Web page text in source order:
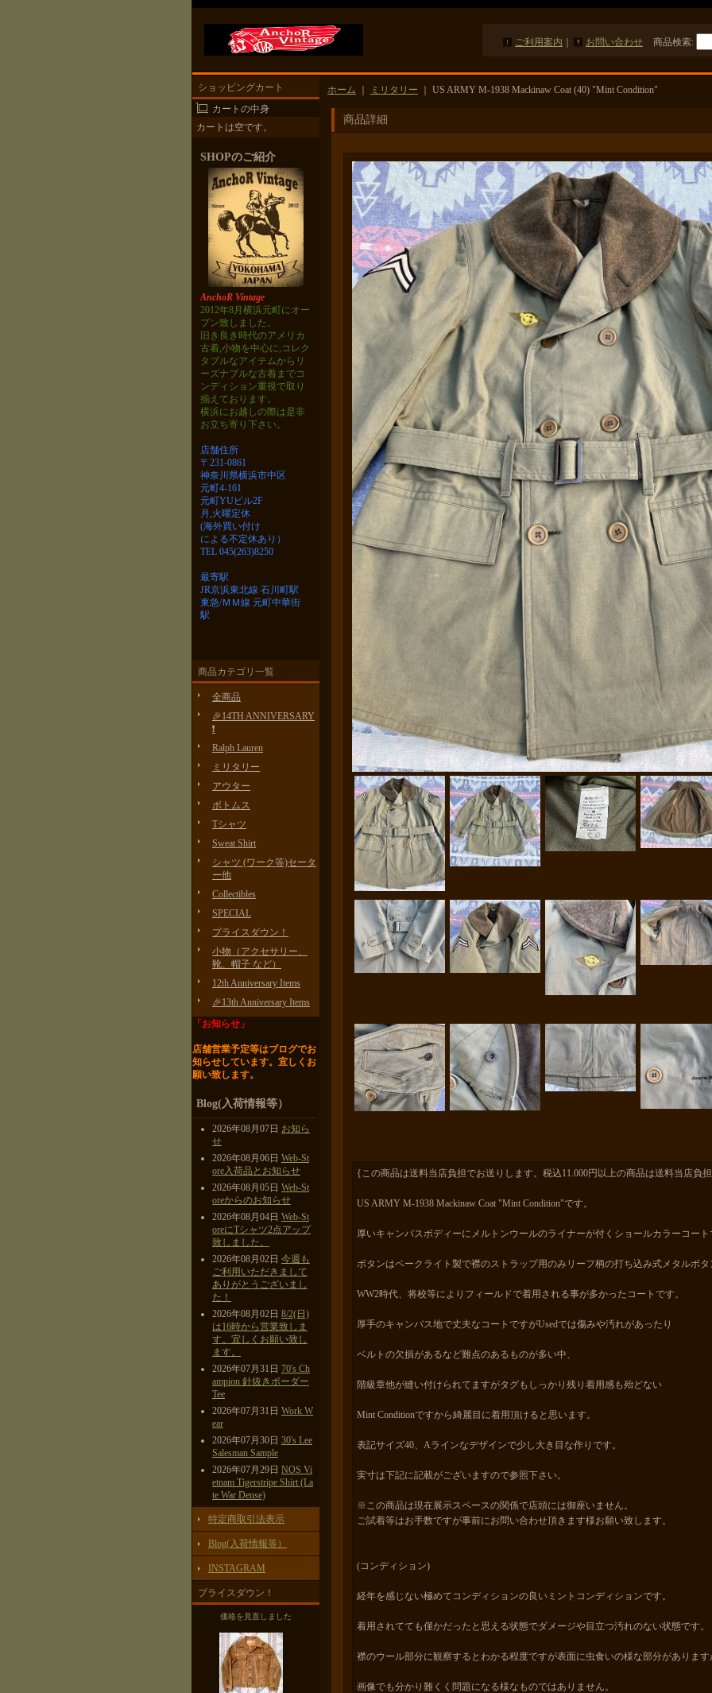
ご利用案内 お問い合わせ 商品検索:
ショッピングカート
カートの中身
カートは空です。
SHOPのご紹介
AnchoR Vintage
2012年8月横浜元町にオー
プン致しました。
旧き良き時代のアメリカ
古着,小物を中心に,コレク
タブルなアイテムから リ
ーズナブルな古着までコ
ンディション重視で取り
揃えております。
横浜にお越しの際は是非
お立ち寄り下さい。
店舗住所
〒231-0861
神奈川県横浜市中区
元町4-161
元町YUビル2F
月,火曜定休
(海外買い付け
による不定休あり）
TEL 045(263)8250
最寄駅
JR京浜東北線 石川町駅
東急/ＭＭ線 元町中華街
駅
商品カテゴリ一覧
全商品
🎉14TH ANNIVERSARY
❗️
Ralph Lauren
ミリタリー
アウター
ボトムス
Tシャツ
Sweat Shirt
シャツ (ワーク等)セータ
ー他
Collectibles
SPECIAL
プライスダウン！
小物（アクセサリー、
靴、帽子 など）
12th Anniversary Items
🎉13th Anniversary Items
「お知らせ」
店舗営業予定等はブログでお
知らせしています。 宜しくお
願い致します。
Blog(入荷情報等）
2026年08月07日 お知ら
せ
2026年08月06日 Web-St
ore入荷品とお知らせ
2026年08月05日 Web-St
oreからのお知らせ
2026年08月04日 Web-St
oreにTシャツ2点アップ
致しました。
2026年08月02日 今週も
ご利用いただきまして
ありがとうございまし
た！
2026年08月02日 8/2(日)
は16時から営業致しま
す。宜しくお願い致し
ます。
2026年07月31日 70's Ch
ampion 針抜きボーダー
Tee
2026年07月31日 Work W
ear
2026年07月30日 30's Lee
Salesman Sample
2026年07月29日 NOS Vi
etnam Tigerstripe Shirt (La
te War Dense)
特定商取引法表示
Blog(入荷情報等）
INSTAGRAM
プライスダウン！
価格を見直しました
ホーム ミリタリー US ARMY M-1938 Mackinaw Coat (40) "Mint Condition"
商品詳細
{この商品は送料当店負担でお送りします。税込11.000円以上の商品は送料当店負
US ARMY M-1938 Mackinaw Coat "Mint Condition"です。
厚いキャンバスボディーにメルトンウールのライナーが付くショールカラーコート
ボタンはベークライト製で襟のストラップ用のみリーフ柄の打ち込み式メタルボ
WW2時代、将校等によりフィールドで着用される事が多かったコートです。
厚手のキャンバス地で丈夫なコートですがUsedでは傷みや汚れがあったり
ベルトの欠損があるなど難点のあるものが多い中、
階級章他が縫い付けられてますがタグもしっかり残り着用感も殆どない
Mint Conditionですから綺麗目に着用頂けると思います。
表記サイズ40、Aラインなデザインで少し大き目な作りです。
実寸は下記に記載がございますので参照下さい。
※この商品は現在展示スペースの関係で店頭には御座いません。
ご試着等はお手数ですが事前にお問い合わせ頂きます様お願い致します。
(コンディション)
経年を感じない極めてコンディションの良いミントコンディションです。
着用されてても僅かだったと思える状態でダメージや目立つ汚れのない状態です。
襟のウール部分に観察するとわかる程度ですが表面に虫食いの様な部分があります
画像でも分かり難くく問題になる様なものではありません。